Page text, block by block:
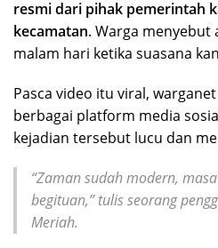
resmi dari pihak pemerintah
kecamatan. Warga menyebut
malam hari ketika suasana
Pasca video itu viral,
berbagai platform media
kejadian tersebut lucu dan
“Zaman sudah modern,
begituan,” tulis seorang
Meriah.